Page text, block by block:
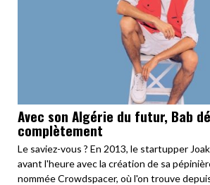
Avec son Algérie du futur, Bab
complètement
Le saviez-vous ? En 2013, le startupper
avant l'heure avec la création de sa
nommée Crowdspacer, où l'on trouve